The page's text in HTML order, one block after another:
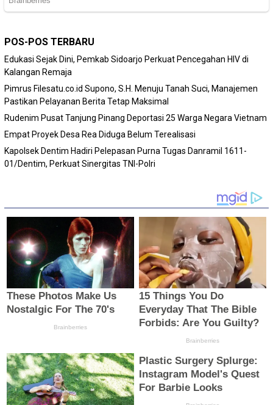
POS-POS TERBARU
Edukasi Sejak Dini, Pemkab Sidoarjo Perkuat Pencegahan HIV di
Kalangan Remaja
Pimrus Filesatu.co.id Supono, S.H. Menuju Tanah Suci, Manajemen
Pastikan Pelayanan Berita Tetap Maksimal
Rudenim Pusat Tanjung Pinang Deportasi 25 Warga Negara Vietnam
Empat Proyek Desa Rea Diduga Belum Terealisasi
Kapolsek Dentim Hadiri Pelepasan Purna Tugas Danramil 1611-
01/Dentim, Perkuat Sinergitas TNI-Polri